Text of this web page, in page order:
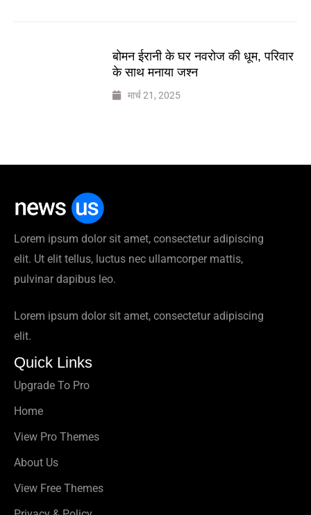
बोमन ईरानी के घर नवरोज की धूम, परिवार
के साथ मनाया जश्न
मार्च 21, 2025
Lorem ipsum dolor sit amet, consectetur adipiscing
elit. Ut elit tellus, luctus nec ullamcorper mattis,
pulvinar dapibus leo.
Lorem ipsum dolor sit amet, consectetur adipiscing
elit.
Quick Links
Upgrade To Pro
Home
View Pro Themes
About Us
View Free Themes